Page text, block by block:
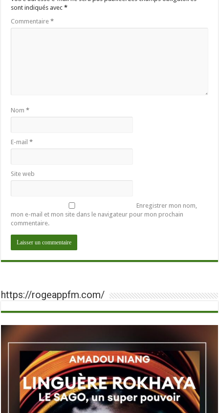
sont indiqués avec*
Commentaire*
Nom*
E-mail*
Site web
Enregistrer mon nom,
mon e-mail et mon site dans le navigateur pour mon prochain
commentaire.
https://rogeappfm.com/